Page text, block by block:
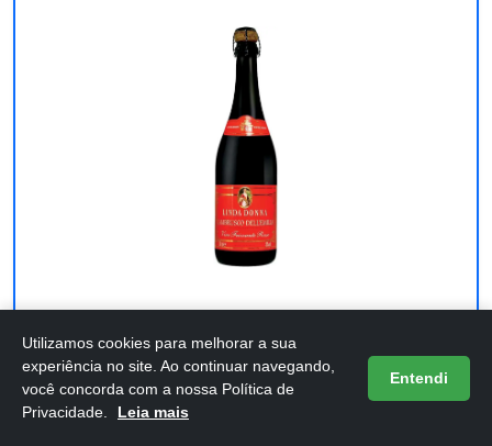
Vinho Lambrusco Linda Donna Frisante
Rosso (Tinto) 750 ml
Utilizamos cookies para melhorar a sua
experiência no site. Ao continuar navegando,
você concorda com a nossa Política de
Privacidade.
Leia mais
Entendi